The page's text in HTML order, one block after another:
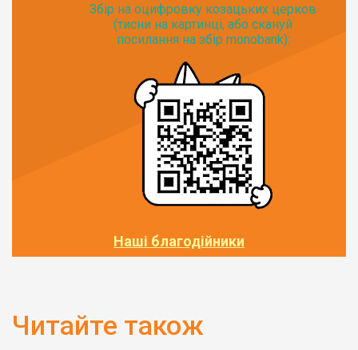
Збір на оцифровку козацьких церков
(тисни на картинці, або скануй
посилання на збір monobank):
Наші благодійники
Читайте також